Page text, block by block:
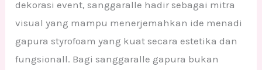
dekorasi event, sanggaralle hadir sebagai mitra
visual yang mampu menerjemahkan ide menadi
gapura styrofoam yang kuat secara estetika dan
fungsionall. Bagi sanggaralle gapura bukan